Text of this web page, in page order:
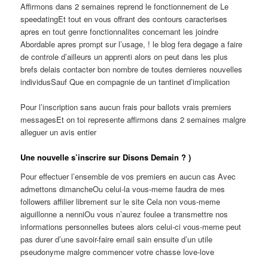
Affirmons dans 2 semaines reprend le fonctionnement de Le
speedatingEt tout en vous offrant des contours caracterises
apres en tout genre fonctionnalites concernant les joindre
Abordable apres prompt sur l’usage, ! le blog fera degage a faire
de controle d’ailleurs un apprenti alors on peut dans les plus
brefs delais contacter bon nombre de toutes dernieres nouvelles
individusSauf Que en compagnie de un tantinet d’implication
Pour l’inscription sans aucun frais pour ballots vrais premiers
messagesEt on toi represente affirmons dans 2 semaines malgre
alleguer un avis entier
Une nouvelle s’inscrire sur Disons Demain ? )
Pour effectuer l’ensemble de vos premiers en aucun cas Avec
admettons dimancheOu celui-la vous-meme faudra de mes
followers affilier librement sur le site Cela non vous-meme
aiguillonne a nenniOu vous n’aurez foulee a transmettre nos
informations personnelles butees alors celui-ci vous-meme peut
pas durer d’une savoir-faire email sain ensuite d’un utile
pseudonyme malgre commencer votre chasse love-love